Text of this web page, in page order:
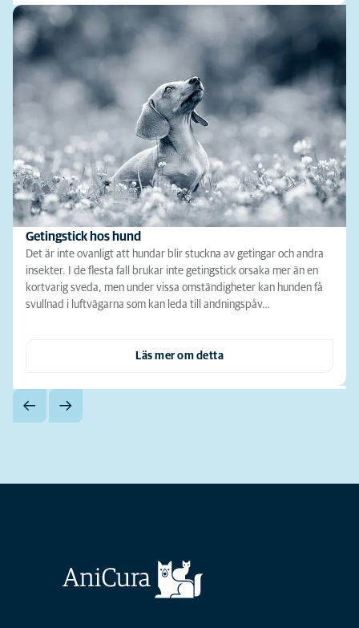
Getingstick hos hund
Det är inte ovanligt att hundar blir stuckna av getingar och andra
insekter. I de flesta fall brukar inte getingstick orsaka mer än en
kortvarig sveda, men under vissa omständigheter kan hunden få
svullnad i luftvägarna som kan leda till andningspåv…
Läs mer om detta